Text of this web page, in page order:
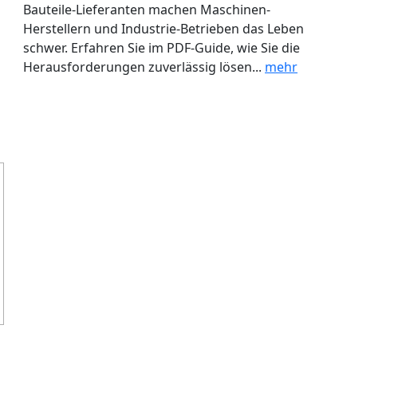
Bauteile-Lieferanten machen Maschinen-
Herstellern und Industrie-Betrieben das Leben
schwer. Erfahren Sie im PDF-Guide, wie Sie die
Herausforderungen zuverlässig lösen... mehr